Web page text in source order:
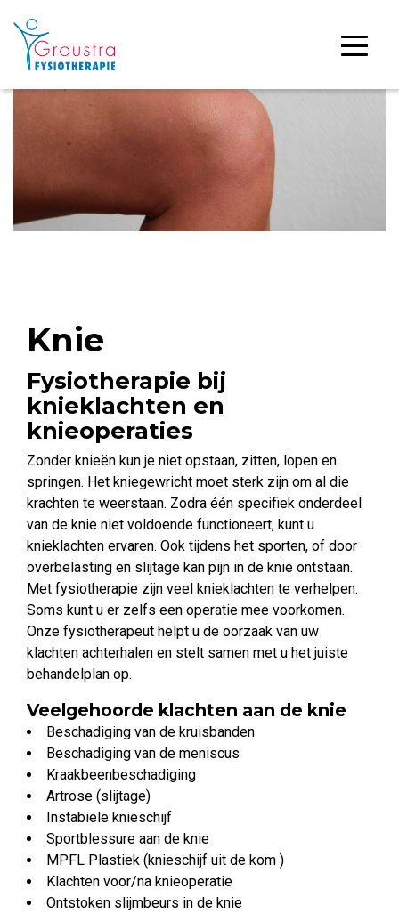
Knie
Fysiotherapie bij
knieklachten en
knieoperaties
Zonder knieën kun je niet opstaan, zitten, lopen en
springen. Het kniegewricht moet sterk zijn om al die
krachten te weerstaan. Zodra één specifiek onderdeel
van de knie niet voldoende functioneert, kunt u
knieklachten ervaren. Ook tijdens het sporten, of door
overbelasting en slijtage kan pijn in de knie ontstaan.
Met fysiotherapie zijn veel knieklachten te verhelpen.
Soms kunt u er zelfs een operatie mee voorkomen.
Onze fysiotherapeut helpt u de oorzaak van uw
klachten achterhalen en stelt samen met u het juiste
behandelplan op.
Veelgehoorde klachten aan de knie
Beschadiging van de kruisbanden
Beschadiging van de meniscus
Kraakbeenbeschadiging
Artrose (slijtage)
Instabiele knieschijf
Sportblessure aan de knie
MPFL Plastiek (knieschijf uit de kom )
Klachten voor/na knieoperatie
Ontstoken slijmbeurs in de knie